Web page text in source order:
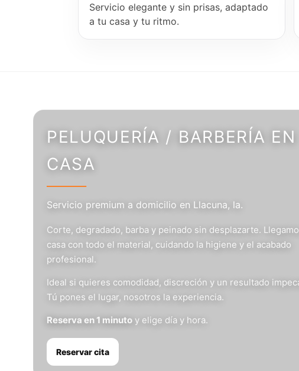
Servicio elegante y sin prisas, adaptado
a tu casa y tu ritmo.
PELUQUERÍA / BARBERÍA EN
CASA
Servicio premium a domicilio en Llacuna, la.
Corte, degradado, barba y peinado sin desplazarte.
casa con todo el material, cuidando la higiene y el acabado
profesional.
Ideal si quieres comodidad, discreción y un resultado
Tú pones el lugar, nosotros la experiencia.
Reserva en 1 minuto y elige día y hora.
Reservar cita